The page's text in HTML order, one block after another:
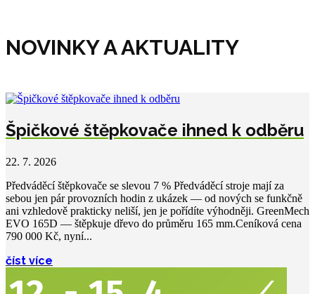
NOVINKY A AKTUALITY
Špičkové štěpkovače ihned k odběru
22. 7. 2026
Předváděcí štěpkovače se slevou 7 % Předváděcí stroje mají za
sebou jen pár provozních hodin z ukázek — od nových se funkčně
ani vzhledově prakticky neliší, jen je pořídíte výhodněji. GreenMech
EVO 165D — štěpkuje dřevo do průměru 165 mm.Ceníková cena
790 000 Kč, nyní...
číst více